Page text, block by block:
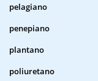
pelagiano
penepiano
plantano
poliuretano